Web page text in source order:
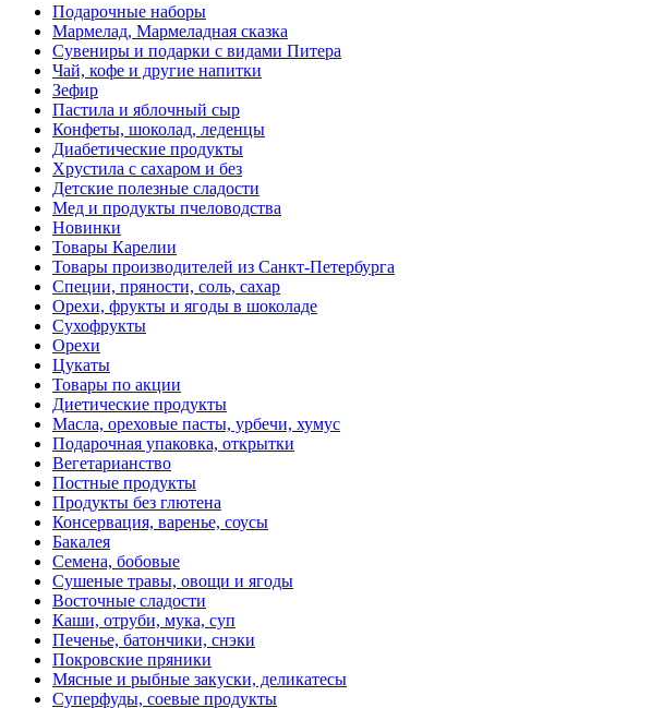
Подарочные наборы
Мармелад, Мармеладная сказка
Сувениры и подарки с видами Питера
Чай, кофе и другие напитки
Зефир
Пастила и яблочный сыр
Конфеты, шоколад, леденцы
Диабетические продукты
Хрустила с сахаром и без
Детские полезные сладости
Мед и продукты пчеловодства
Новинки
Товары Карелии
Товары производителей из Санкт-Петербурга
Специи, пряности, соль, сахар
Орехи, фрукты и ягоды в шоколаде
Сухофрукты
Орехи
Цукаты
Товары по акции
Диетические продукты
Масла, ореховые пасты, урбечи, хумус
Подарочная упаковка, открытки
Вегетарианство
Постные продукты
Продукты без глютена
Консервация, варенье, соусы
Бакалея
Семена, бобовые
Сушеные травы, овощи и ягоды
Восточные сладости
Каши, отруби, мука, суп
Печенье, батончики, снэки
Покровские пряники
Мясные и рыбные закуски, деликатесы
Суперфуды, соевые продукты